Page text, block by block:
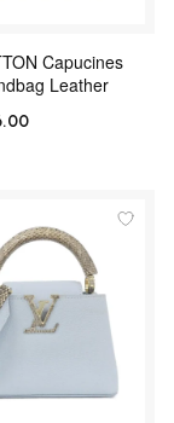
Capucines
Leather